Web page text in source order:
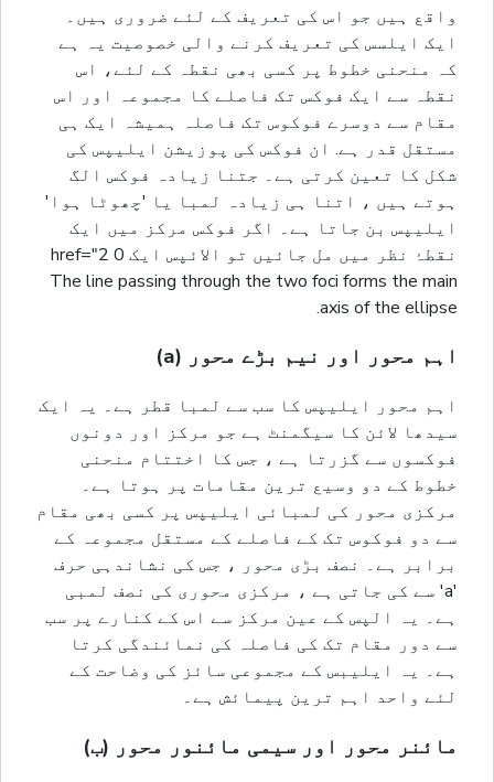
واقع ہیں جو اس کی تعریف کے لئے ضروری ہیں۔
ایک ایلسس کی تعریف کرنے والی خصوصیت یہ ہے
کہ منحنی خطوط پر کسی بھی نقطہ کے لئے، اس
نقطہ سے ایک فوکس تک فاصلے کا مجموعہ اور اس
مقام سے دوسرے فوکوس تک فاصلہ ہمیشہ ایک ہی
مستقل قدر ہے. ان فوکس کی پوزیشن ایلیپس کی
شکل کا تعین کرتی ہے۔ جتنا زیادہ فوکس الگ
ہوتے ہیں ، اتنا ہی زیادہ لمبا یا 'چھوٹا ہوا'
ایلیپس بن جاتا ہے۔ اگر فوکس مرکز میں ایک
نقطۂ نظر میں مل جائیں تو الائپس ایک 0 href="2
The line passing through the two foci forms the main
axis of the ellipse.
اہم محور اور نیم بڑے محور (a)
اہم محور ایلیپس کا سب سے لمبا قطر ہے۔ یہ ایک
سیدھا لائن کا سیگمنٹ ہے جو مرکز اور دونوں
فوکسوں سے گزرتا ہے ، جس کا اختتام منحنی
خطوط کے دو وسیع ترین مقامات پر ہوتا ہے۔
مرکزی محور کی لمبائی ایلیپس پر کسی بھی مقام
سے دو فوکوس تک کے فاصلے کے مستقل مجموعہ کے
برابر ہے۔ نصف بڑی محور ، جس کی نشاندہی حرف
'a' سے کی جاتی ہے ، مرکزی محوری کی نصف لمبی
ہے۔ یہ الپس کے عین مرکز سے اس کے کنارے پر سب
سے دور مقام تک کی فاصلہ کی نمائندگی کرتا
ہے۔ یہ ایلیبس کے مجموعی سائز کی وضاحت کے
لئے واحد اہم ترین پیمائش ہے۔
مائنر محور اور سیمی مائنور محور (ب)